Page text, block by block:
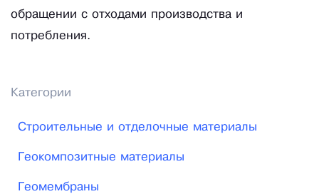
обращении с отходами производства и
потребления.
Категории
Строительные и отделочные материалы
Геокомпозитные материалы
Геомембраны